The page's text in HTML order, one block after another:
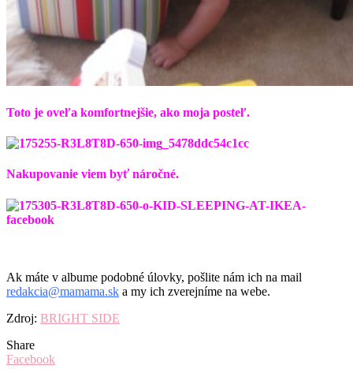
Toto je oveľa komfortnejšie, ako moja posteľ.
Nakupovanie viem byť náročné.
Ak máte v albume podobné úlovky, pošlite nám ich na mail
redakcia@mamama.sk a my ich zverejníme na webe.
Zdroj: BRIGHT SIDE
Share
Facebook